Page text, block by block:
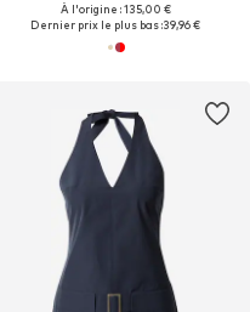
À l'origine : 135,00 €
Dernier prix le plus bas :39,96 €